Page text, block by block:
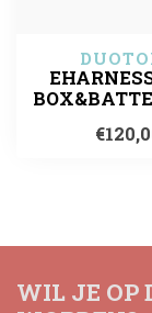
WIL JE OP